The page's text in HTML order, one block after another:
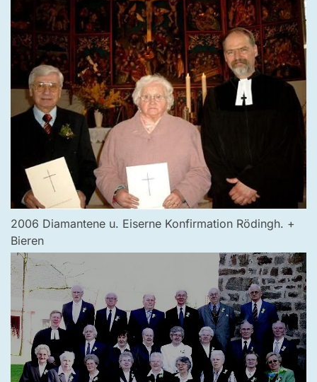
2006 Diamantene u. Eiserne Konfirmation Rödingh. +
Bieren